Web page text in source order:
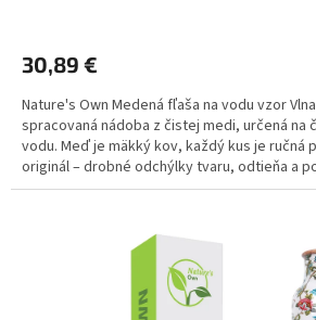
30,89 €
Nature's Own Medená fľaša na vodu vzor
spracovaná nádoba z čistej medi, určená na
vodu. Meď je mäkký kov, každý kus je ručná
originál – drobné odchýlky tvaru, odtieňa a
prirodzenou vlastnosťou materiálu. Určené
studenú vodu. Nie na kyslé nápoje (citrón,
max. 8 – 12 h. Nevhodné pre deti, tehotné a